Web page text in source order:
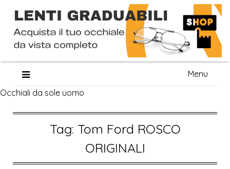
content
Menu
Occhiali da sole uomo
Tag: Tom Ford ROSCO
ORIGINALI